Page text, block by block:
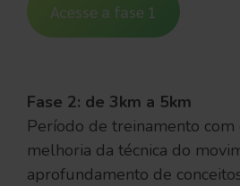
Acesse a fase 1
Fase 2: de 3km a 5km
Período de treinamento com
melhoria da técnica do
aprofundamento de